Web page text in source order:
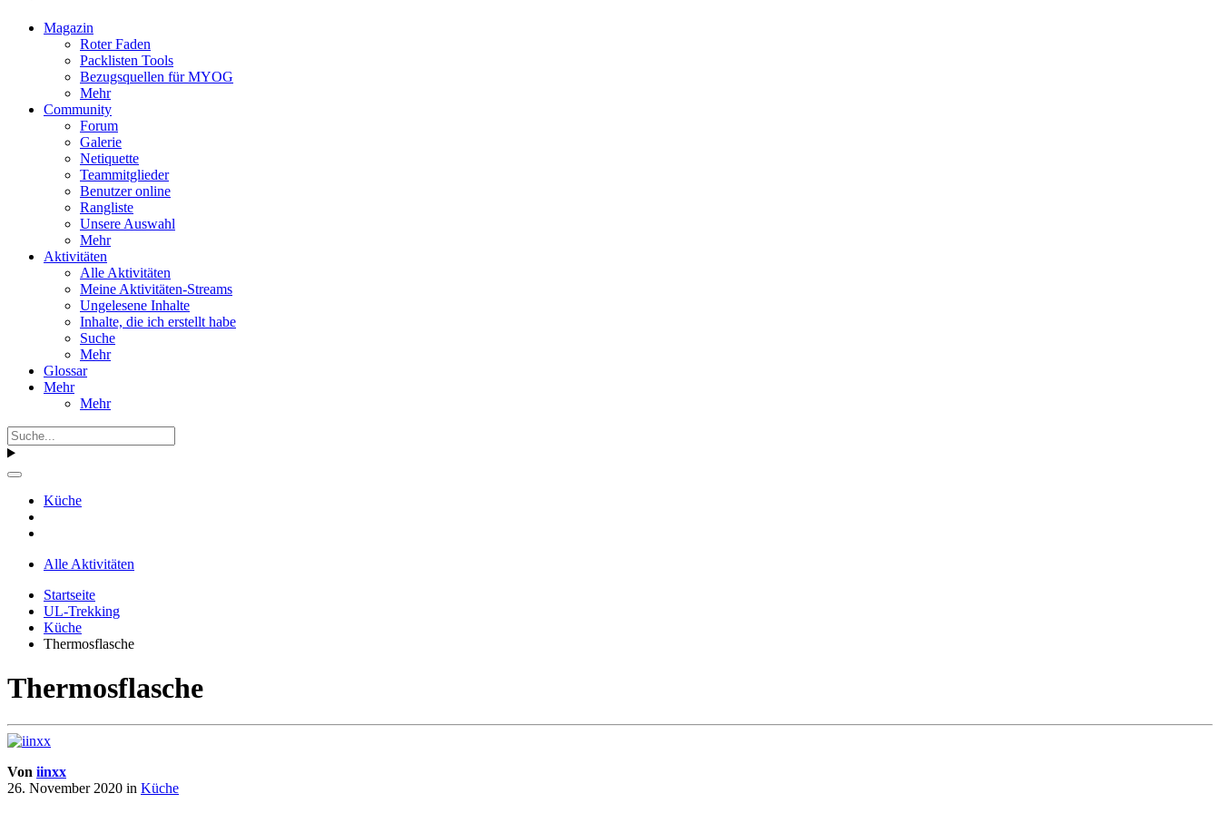
Magazin
Roter Faden
Packlisten Tools
Bezugsquellen für MYOG
Mehr
Community
Forum
Galerie
Netiquette
Teammitglieder
Benutzer online
Rangliste
Unsere Auswahl
Mehr
Aktivitäten
Alle Aktivitäten
Meine Aktivitäten-Streams
Ungelesene Inhalte
Inhalte, die ich erstellt habe
Suche
Mehr
Glossar
Mehr
Mehr
Küche
Alle Aktivitäten
Startseite
UL-Trekking
Küche
Thermosflasche
Thermosflasche
Von iinxx
26. November 2020 in Küche